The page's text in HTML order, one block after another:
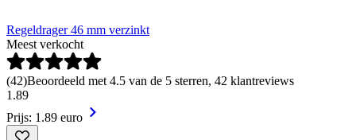
Regeldrager 46 mm verzinkt
Meest verkocht
(42)Beoordeeld met 4.5 van de 5 sterren, 42 klantreviews
1.89
Prijs: 1.89 euro